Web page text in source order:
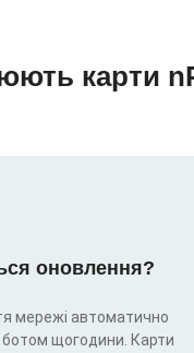
карти
оновлення?
мережі автоматично
щогодини. Карти